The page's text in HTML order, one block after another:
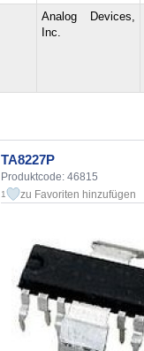
Analog Devices,
Inc.
TA8227P
Produktcode: 46815
1 zu Favoriten hinzufügen